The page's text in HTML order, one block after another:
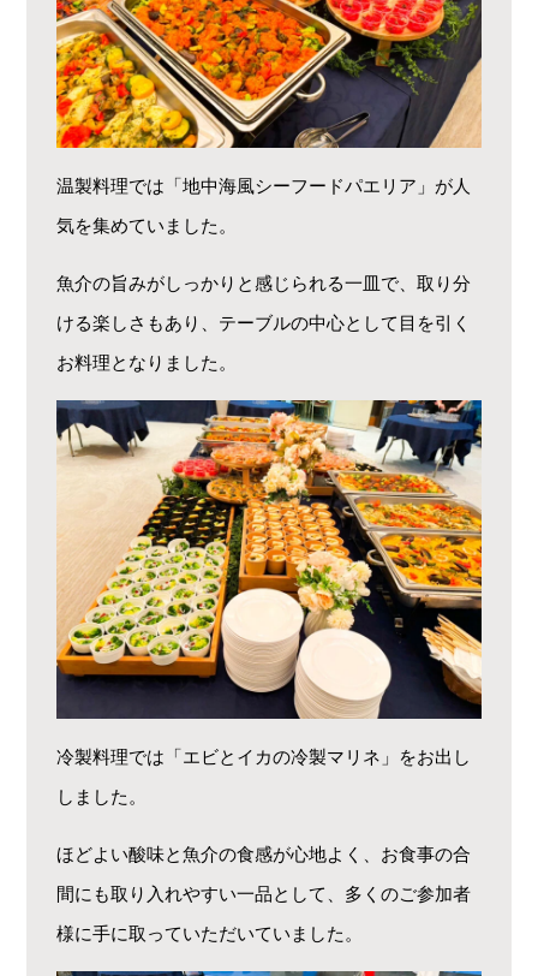
温製料理では「地中海風シーフードパエリア」が人
気を集めていました。
魚介の旨みがしっかりと感じられる一皿で、取り分
ける楽しさもあり、テーブルの中心として目を引く
お料理となりました。
冷製料理では「エビとイカの冷製マリネ」をお出し
しました。
ほどよい酸味と魚介の食感が心地よく、お食事の合
間にも取り入れやすい一品として、多くのご参加者
様に手に取っていただいていました。